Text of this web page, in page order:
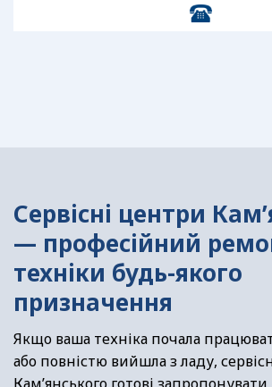
Сервісні центри
— професійний
техніки будь-якого
призначення
Якщо ваша техніка почала
або повністю вийшла з ладу,